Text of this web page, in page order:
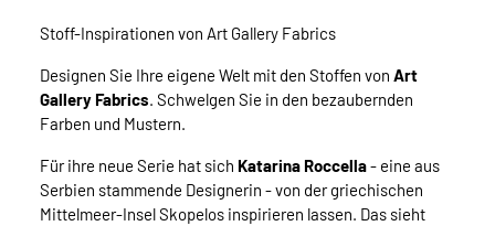
Stoff-Inspirationen von Art Gallery Fabrics
Designen Sie Ihre eigene Welt mit den Stoffen von Art
Gallery Fabrics. Schwelgen Sie in den bezaubernden
Farben und Mustern.
Für ihre neue Serie hat sich Katarina Roccella- eine aus
Serbien stammende Designerin - von der griechischen
Mittelmeer-Insel Skopelos inspirieren lassen. Das sieht